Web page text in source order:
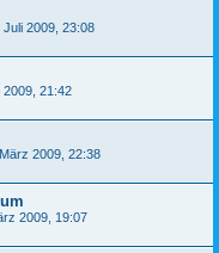
Juli 2009, 23:08
2009, 21:42
2009, 22:38
2009, 19:07